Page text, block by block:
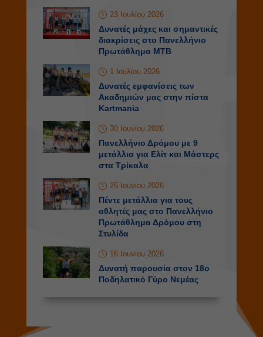
23 Ιουλίου 2026
Δυνατές μάχες και σημαντικές
διακρίσεις στο Πανελλήνιο
Πρωτάθλημα ΜΤΒ
1 Ιουλίου 2026
Δυνατές εμφανίσεις των
Ακαδημιών μας στην πίστα
Kartmania
30 Ιουνίου 2026
Πανελλήνιο Δρόμου με 9
μετάλλια για Ελίτ και Μάστερς
στα Τρίκαλα
25 Ιουνίου 2026
Πέντε μετάλλια για τους
αθλητές μας στο Πανελλήνιο
Πρωτάθλημα Δρόμου στη
Στυλίδα
16 Ιουνίου 2026
Δυνατή παρουσία στον 18ο
Ποδηλατικό Γύρο Νεμέας